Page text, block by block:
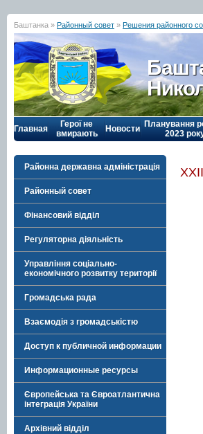
Баштанка » Районный совет » Решения районного
Главная
Герої не
вмирають
Новости Планування
2023
Районна державна адміністрація
Районный совет
Фінансовий відділ
Регуляторна діяльність
Управління соціально-
економічного розвитку території
Громадська рада
Взаємодія з громадськістю
Доступ к публичной информации
Информационные ресурсы
Європейська та Євроатлантична
інтеграція України
Архівний відділ